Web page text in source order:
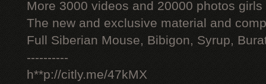
More 3000 videos and 20000 photos
The new and exclusive material and
Full Siberian Mouse, Bibigon, Syrup,
----------
h**p://citly.me/47kMX